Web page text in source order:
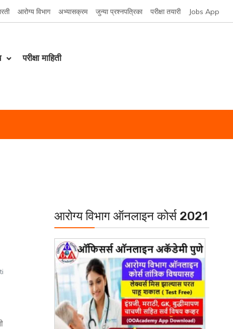
आरोग्य विभाग अभ्यासक्रम जुन्या प्रश्नपत्रिका परीक्षा तयारी Jobs App
परीक्षा माहिती
आरोग्य विभाग ऑनलाइन कोर्स 2021